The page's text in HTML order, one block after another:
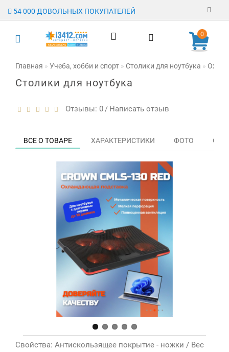
54 000 ДОВОЛЬНЫХ ПОКУПАТЕЛЕЙ
Регистрация
Авторизация
О магазине
0
Главная Учеба, хобби и спорт Столики для ноутбука
Столики для ноутбука
Отзывы: 0 / Написать отзыв
ВСЕ О ТОВАРЕ ХАРАКТЕРИСТИКИ ФОТО
Свойства: Антискользящее покрытие - ножки / Вес